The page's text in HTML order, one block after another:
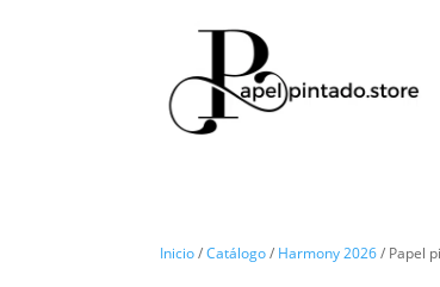
Inicio/Catálogo/ Harmony 2026/ Papel